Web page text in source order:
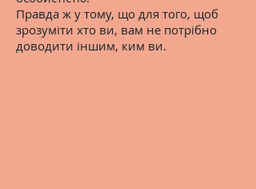
Правда ж у тому, що для того, щоб
зрозуміти хто ви, вам не потрібно
доводити іншим, ким ви.